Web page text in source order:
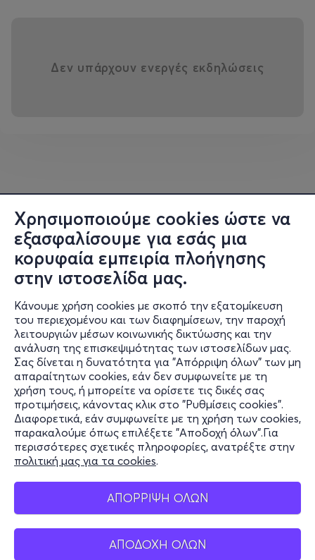
Χρησιμοποιούμε cookies ώστε να
εξασφαλίσουμε για εσάς μια
κορυφαία εμπειρία πλοήγησης
στην ιστοσελίδα μας.
Κάνουμε χρήση cookies με σκοπό την εξατομίκευση
του περιεχομένου και των διαφημίσεων, την παροχή
λειτουργιών μέσων κοινωνικής δικτύωσης και την
ανάλυση της επισκεψιμότητας των ιστοσελίδων μας.
Σας δίνεται η δυνατότητα για "Απόρριψη όλων" των μη
απαραίτητων cookies, εάν δεν συμφωνείτε με τη
χρήση τους, ή μπορείτε να ορίσετε τις δικές σας
προτιμήσεις, κάνοντας κλικ στο "Ρυθμίσεις cookies".
Διαφορετικά, εάν συμφωνείτε με τη χρήση των cookies,
παρακαλούμε όπως επιλέξετε "Αποδοχή όλων".Για
περισσότερες σχετικές πληροφορίες, ανατρέξτε στην
πολιτική μας για τα cookies.
ΑΠΟΡΡΙΨΗ ΟΛΩΝ
ΑΠΟΔΟΧΗ ΟΛΩΝ
Δεν υπάρχουν ενεργές εκδηλώσεις
Πληροφορίες
Υποστήριξη
Stay Connected
Mobile app